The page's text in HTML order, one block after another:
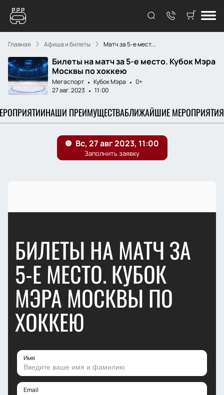
Главная Афиша и билеты Матч за 5-е мест...
Билеты на матч за 5-е место. Кубок Мэра
Москвы по хоккею
Мегаспорт Кубок Мэра
0+
27 авг. 2023
11:00
НАШИ ПРЕИМУЩЕСТВАБЛИЖАЙШИЕ МЕРОПРИЯТИЯ
БИЛЕТЫ НА МАТЧ ЗА
5-Е МЕСТО. КУБОК
МЭРА МОСКВЫ ПО
ХОККЕЮ
Имя
Email